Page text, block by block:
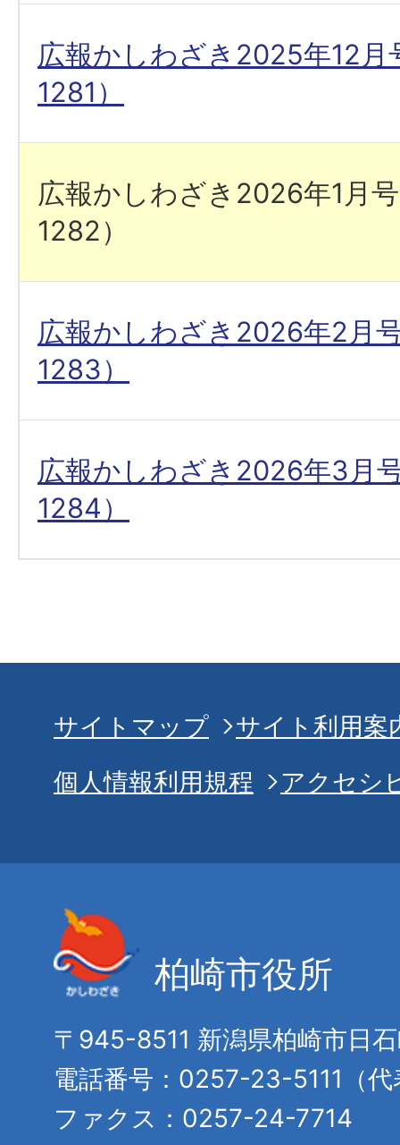
広報かしわざき2025年12月
1281）
広報かしわざき2026年1月
1282）
広報かしわざき2026年2月
1283）
広報かしわざき2026年3月
1284）
サイトマップ
サイト利用案
個人情報利用規程
アクセシ
柏崎市役所
〒945-8511 新潟県柏崎市日
電話番号：0257-23-5111（代
ファクス：0257-24-7714